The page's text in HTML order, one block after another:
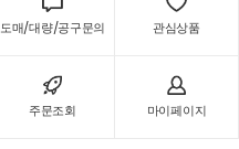
도매/대량/공구문의 관심상품
주문조회 마이페이지